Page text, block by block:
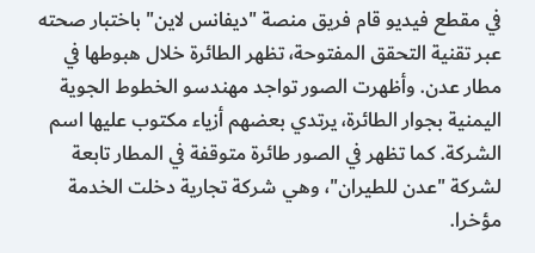
في مقطع فيديو قام فريق منصة "ديفانس لاين" باختبار صحته
عبر تقنية التحقق المفتوحة، تظهر الطائرة خلال هبوطها في
مطار عدن. وأظهرت الصور تواجد مهندسو الخطوط الجوية
اليمنية بجوار الطائرة، يرتدي بعضهم أزياء مكتوب عليها اسم
الشركة. كما تظهر في الصور طائرة متوقفة في المطار تابعة
لشركة "عدن للطيران"، وهي شركة تجارية دخلت الخدمة
مؤخرا.